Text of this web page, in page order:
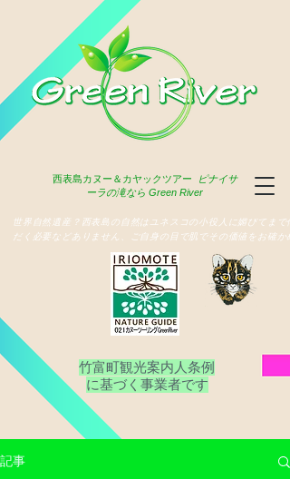
西表島カヌー＆カヤックツアー
ピナイサ
ーラの滝なら Green River
竹富町観光案内人条例
​に基づく事業者です
世界自然遺産？西表島の自然はユネスコの小役人に媚びてまで
だく必要などありません、ご自身の目で肌でその価値をお確か
記事